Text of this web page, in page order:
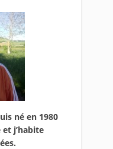
né en 1980
j’habite